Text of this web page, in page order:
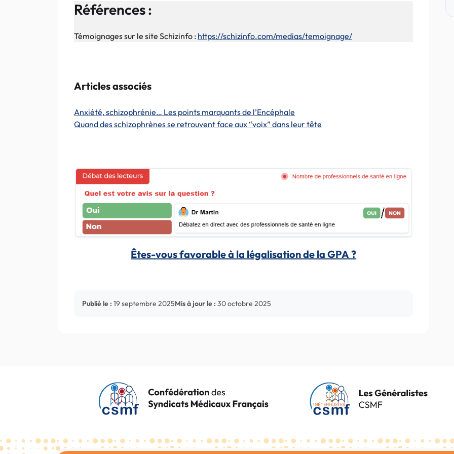
Références :
Témoignages sur le site Schizinfo : https://schizinfo.com/medias/temoignage/
Articles associés
Anxiété, schizophrénie… Les points marquants de l’Encéphale
Quand des schizophrènes se retrouvent face aux “voix” dans leur tête
Êtes-vous favorable à la légalisation de la GPA ?
Publié le : 19 septembre 2025Mis à jour le : 30 octobre 2025